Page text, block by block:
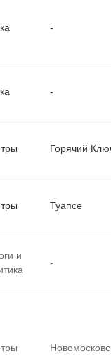
-
-
Горячий
Туапсе
и
-